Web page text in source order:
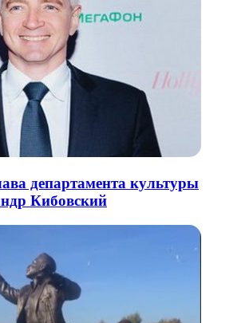
департамента культуры
Кибовский